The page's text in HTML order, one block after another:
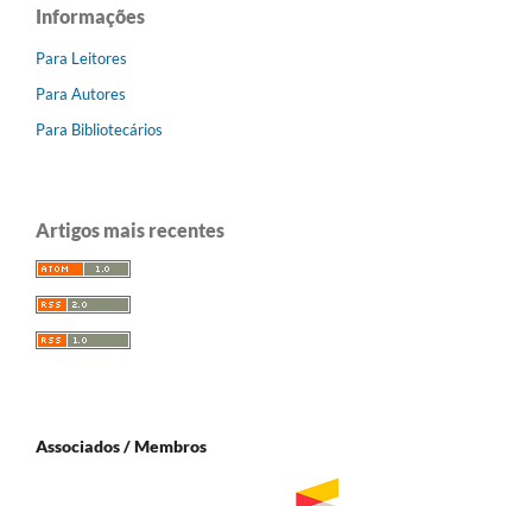
Informações
Para Leitores
Para Autores
Para Bibliotecários
Artigos mais recentes
Associados / Membros